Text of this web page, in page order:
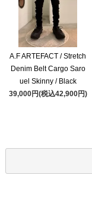
A.F ARTEFACT / Stretch
Denim Belt Cargo Saro
uel Skinny / Black
39,000円(税込42,900円)